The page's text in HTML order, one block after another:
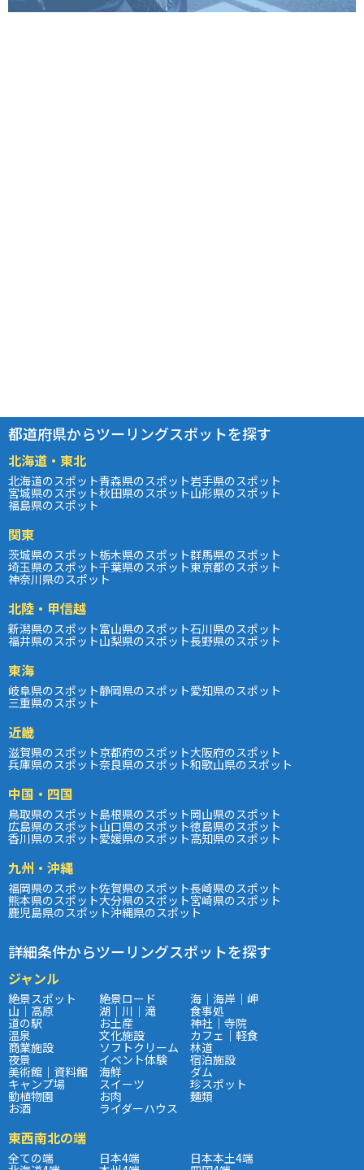
都道府県からツーリングスポットを探す
北海道・東北
北海道のスポット青森県のスポット岩手県のスポット
宮城県のスポット秋田県のスポット山形県のスポット
福島県のスポット
関東
茨城県のスポット栃木県のスポット群馬県のスポット
埼玉県のスポット千葉県のスポット東京都のスポット
神奈川県のスポット
北陸・甲信越
新潟県のスポット富山県のスポット石川県のスポット
福井県のスポット山梨県のスポット長野県のスポット
東海
岐阜県のスポット静岡県のスポット愛知県のスポット
三重県のスポット
近畿
滋賀県のスポット京都府のスポット大阪府のスポット
兵庫県のスポット奈良県のスポット和歌山県のスポット
中国・四国
鳥取県のスポット島根県のスポット岡山県のスポット
広島県のスポット山口県のスポット徳島県のスポット
香川県のスポット愛媛県のスポット高知県のスポット
九州・沖縄
福岡県のスポット佐賀県のスポット長崎県のスポット
熊本県のスポット大分県のスポット宮崎県のスポット
鹿児島県のスポット沖縄県のスポット
詳細条件からツーリングスポットを探す
ジャンル
絶景スポット 絶景ロード 海｜海岸｜岬
山｜高原 湖｜川｜滝 食事処
道の駅 お土産 神社｜寺院
温泉 文化施設 カフェ｜軽食
商業施設 ソフトクリーム 林道
夜景 イベント体験 宿泊施設
美術館｜資料館 海鮮 ダム
キャンプ場 スイーツ 珍スポット
動植物園 お肉 麺類
お酒 ライダーハウス
東西南北の端
全ての端 日本4端 日本本土4端